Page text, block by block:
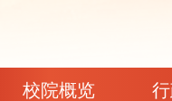
校院概览